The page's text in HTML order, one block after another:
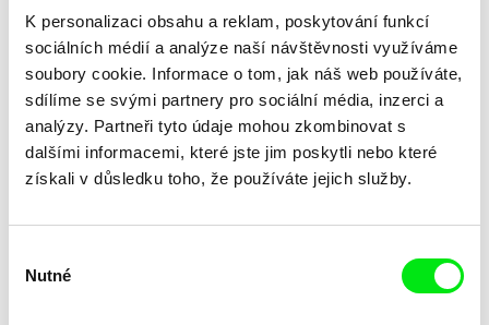
K personalizaci obsahu a reklam, poskytování funkcí
sociálních médií a analýze naší návštěvnosti využíváme
soubory cookie. Informace o tom, jak náš web používáte,
sdílíme se svými partnery pro sociální média, inzerci a
analýzy. Partneři tyto údaje mohou zkombinovat s
dalšími informacemi, které jste jim poskytli nebo které
získali v důsledku toho, že používáte jejich služby.
souhlasu
Nutné
Peter Schreiner
Bellavista
Jonathan Hunter, Lucie Janotová
The Free University
Above the Line